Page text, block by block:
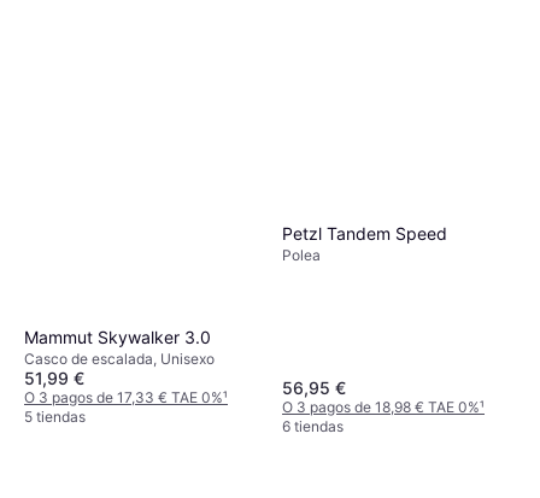
Mammut Skywalker 3.0
Casco de escalada, Unisexo
51,99 €
O 3 pagos de 17,33 € TAE 0%¹
5 tiendas
Petzl Tandem Speed
Polea
56,95 €
O 3 pagos de 18,98 € TAE 0%¹
6 tiendas